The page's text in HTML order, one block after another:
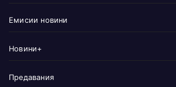
Емисии новини
Новини+
Предавания